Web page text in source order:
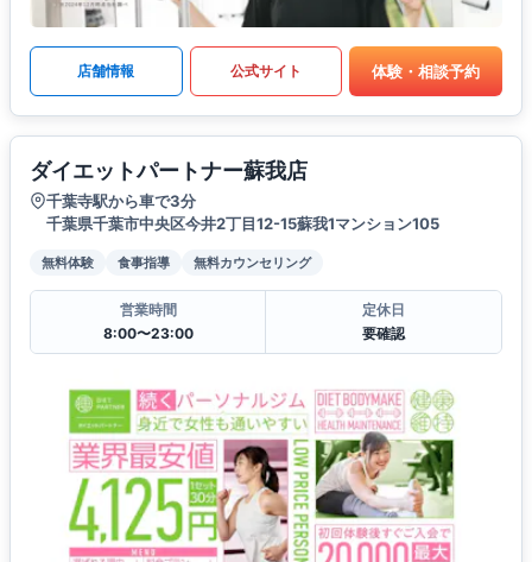
店舗情報 公式サイト 体験・相談予約
ダイエットパートナー蘇我店
千葉寺駅から車で3分
千葉県千葉市中央区今井2丁目12-15蘇我1マンション105
無料体験 食事指導 無料カウンセリング
営業時間
8:00〜23:00
定休日
要確認